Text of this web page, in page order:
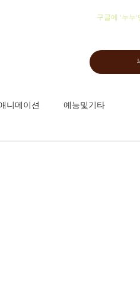
구글에 '누누'
니메이션 예능및기타